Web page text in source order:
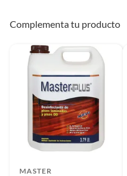
Complementa tu producto
MASTER